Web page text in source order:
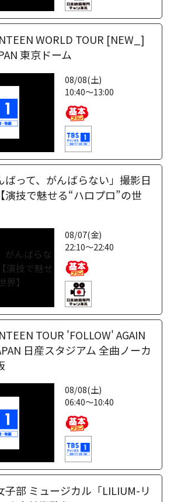
WORLD TOUR [NEW_]
東京ドーム
08/08(土)
10:40～13:00
ばって、がんばらない」撮影日
技で魅せる“ハロプロ”の世
08/07(金)
22:10～22:40
TOUR 'FOLLOW' AGAIN
日産スタジアム 全曲ノーカ
08/08(土)
06:40～10:40
子部 ミュージカル「LILIUM-リ